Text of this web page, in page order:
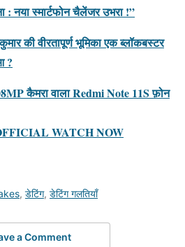
नया स्मार्टफोन चैलेंजर उभरा !”
की वीरतापूर्ण भूमिका एक ब्लॉकबस्टर
?
कैमरा वाला Redmi Note 11S फ़ोन
WATCH NOW
, डेटिंग, डेटिंग गलतियाँ
a Comment